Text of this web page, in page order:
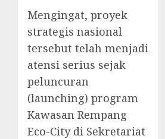
Mengingat, proyek
strategis nasional
tersebut telah menjadi
atensi serius sejak
peluncuran
(launching) program
Kawasan Rempang
Eco-City di Sekretariat